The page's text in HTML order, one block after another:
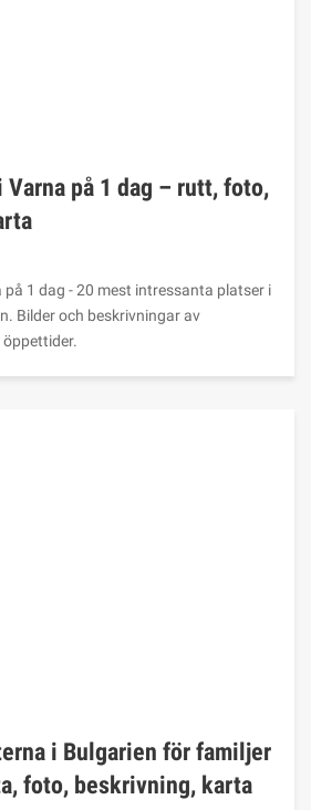
Varna på 1 dag – rutt, foto,
på 1 dag - 20 mest intressanta platser i
Bilder och beskrivningar av
i Bulgarien för familjer
foto, beskrivning, karta